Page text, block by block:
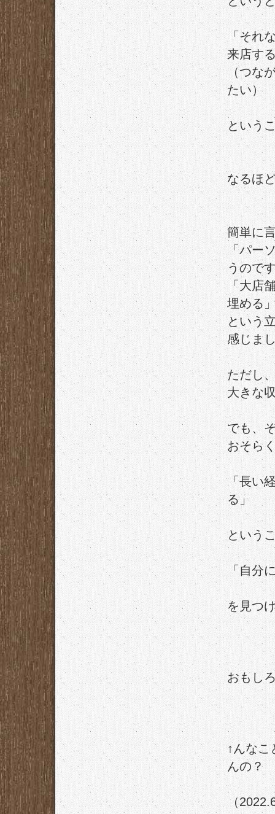
「それ
来店す
（つな
たい）
という
なるほ
簡単に
「パー
うので
「大店
埋める
という
感じま
ただし
大きな
でも、
おそら
「長い
る」
という
「自分
を見つ
おもし
↑んなこ
んの？
（